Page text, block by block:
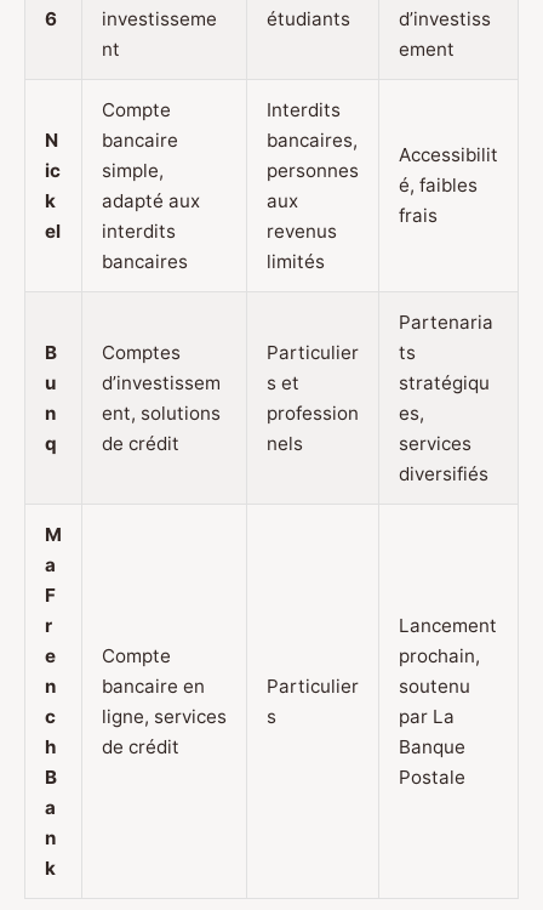
6
investisseme
nt
étudiants
d’investiss
ement
N
ic
k
el
Compte
bancaire
simple,
adapté aux
interdits
bancaires
Interdits
bancaires,
personnes
aux
revenus
limités
Accessibilit
é, faibles
frais
B
u
n
q
Comptes
d’investissem
ent, solutions
de crédit
Particulier
s et
profession
nels
Partenaria
ts
stratégiqu
es,
services
diversifiés
M
a
F
r
e
n
c
h
B
a
n
k
Compte
bancaire en
ligne, services
de crédit
Particulier
s
Lancement
prochain,
soutenu
par La
Banque
Postale